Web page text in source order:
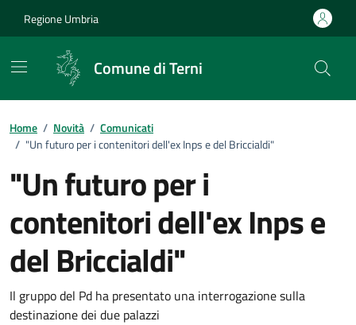
Regione Umbria
Comune di Terni
Home / Novità / Comunicati
/ "Un futuro per i contenitori dell'ex Inps e del Briccialdi"
"Un futuro per i
contenitori dell'ex Inps e
del Briccialdi"
Dettagli della notizia
Il gruppo del Pd ha presentato una interrogazione sulla
destinazione dei due palazzi